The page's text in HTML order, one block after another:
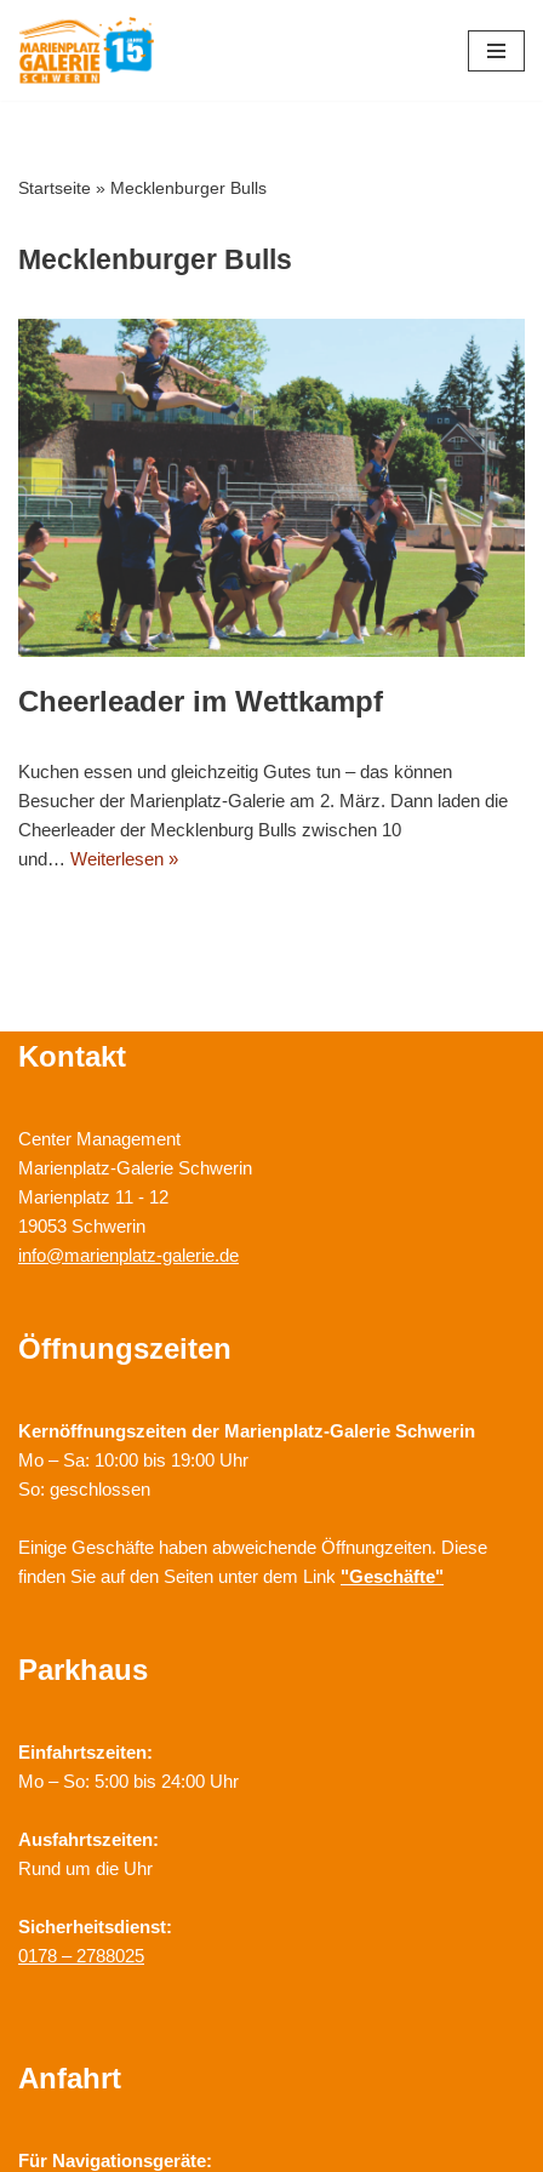
Zum
Startseite » Mecklenburger Bulls
Mecklenburger Bulls
Cheerleader im Wettkampf
Kuchen essen und gleichzeitig Gutes tun – das können
Besucher der Marienplatz-Galerie am 2. März. Dann laden die
Cheerleader der Mecklenburg Bulls zwischen 10
und… Weiterlesen »
Kontakt
Center Management
Marienplatz-Galerie Schwerin
Marienplatz 11 - 12
19053 Schwerin
info@marienplatz-galerie.de
Öffnungszeiten
Kernöffnungszeiten der Marienplatz-Galerie Schwerin
Mo – Sa: 10:00 bis 19:00 Uhr
So: geschlossen
Einige Geschäfte haben abweichende Öffnungzeiten. Diese
finden Sie auf den Seiten unter dem Link "Geschäfte"
Parkhaus
Einfahrtszeiten:
Mo – So: 5:00 bis 24:00 Uhr
Ausfahrtszeiten:
Rund um die Uhr
Sicherheitsdienst:
0178 – 2788025
Anfahrt
Für Navigationsgeräte: